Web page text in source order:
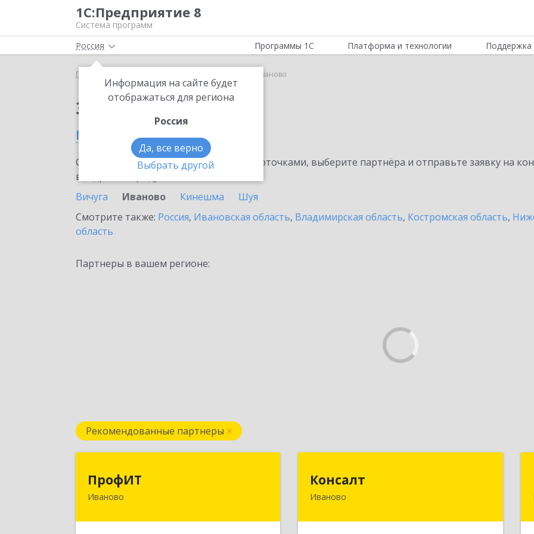
1С:Предприятие 8
Система программ
Россия
Информация на сайте будет
отображаться для региона
Россия
Да, все верно
Выбрать другой
Программы 1С Платформа и технологии Поддержка
Главная 1С:Share в Иваново
Заказать 1С:Share
в Иваново
Ознакомьтесь с информационными карточками, выберите партнёра и отправьте заявку на
внедрение продукта.
Вичуга
Иваново Кинешма
Шуя
Смотрите также: Россия, Ивановская область, Владимирская область, Костромская область,
область
Партнеры в вашем регионе:
Рекомендованные партнеры
ПрофИТ
Иваново153000, Ивановская обл, г.о. город
Консалт
Иваново
153000, Ивановская обл, Иваново г,